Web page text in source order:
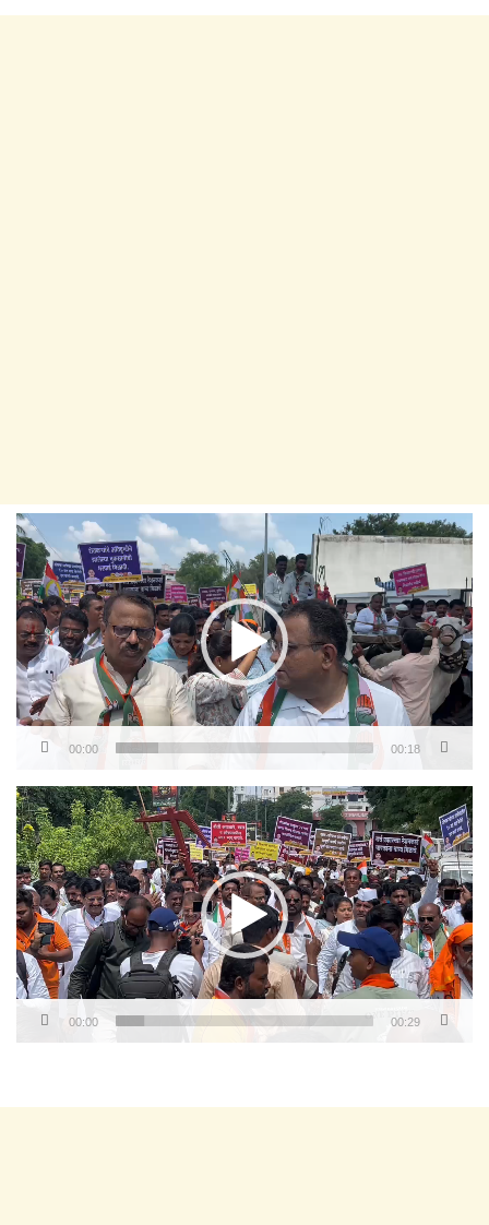
Video
Player
00:00 00:18
Video
Player
00:00 00:29